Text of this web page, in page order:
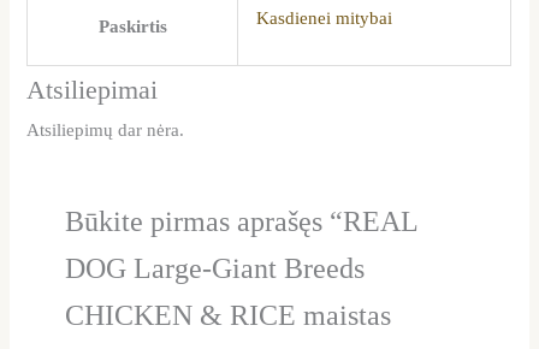
Paskirtis Kasdienei mitybai
Atsiliepimai
Atsiliepimų dar nėra.
Būkite pirmas aprašęs “REAL
DOG Large-Giant Breeds
CHICKEN & RICE maistas